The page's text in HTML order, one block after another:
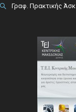
Γραφ. Πρακτικής Άσκ